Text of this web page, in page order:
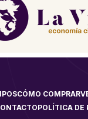
CÓMO COMPRAR
POLÍTICA DE